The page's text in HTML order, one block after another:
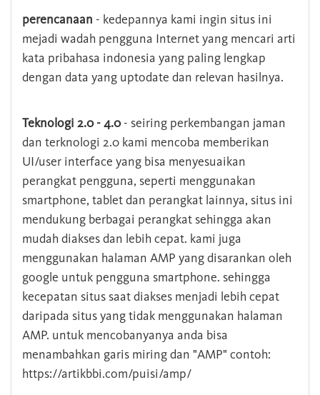
perencanaan - kedepannya kami ingin situs ini
mejadi wadah pengguna Internet yang mencari arti
kata pribahasa indonesia yang paling lengkap
dengan data yang uptodate dan relevan hasilnya.
Teknologi 2.0 - 4.0- seiring perkembangan jaman
dan terknologi 2.0 kami mencoba memberikan
UI/user interface yang bisa menyesuaikan
perangkat pengguna, seperti menggunakan
smartphone, tablet dan perangkat lainnya, situs ini
mendukung berbagai perangkat sehingga akan
mudah diakses dan lebih cepat. kami juga
menggunakan halaman AMP yang disarankan oleh
google untuk pengguna smartphone. sehingga
kecepatan situs saat diakses menjadi lebih cepat
daripada situs yang tidak menggunakan halaman
AMP. untuk mencobanyanya anda bisa
menambahkan garis miring dan "AMP" contoh:
https://artikbbi.com/puisi/amp/